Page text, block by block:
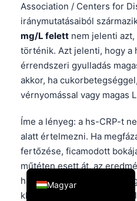
Association / Centers for
iránymutatásaiból
mg/L felett nem jelenti
történik. Azt jelenti, hogy a
érrendszeri gyulladás
akkor, ha
vérnyomással vagy magas
Íme a lényeg: a hs-CRP-t
alatt értelmezni. Ha
fertőzése, ficamodott
műtéten esett át, az
hasznos a szívkockázat
klinikus a hs-CRP-t
Magyar
English
Deutsch
العربية
עִבְרִית
Italiano
Español
Ελληνικά